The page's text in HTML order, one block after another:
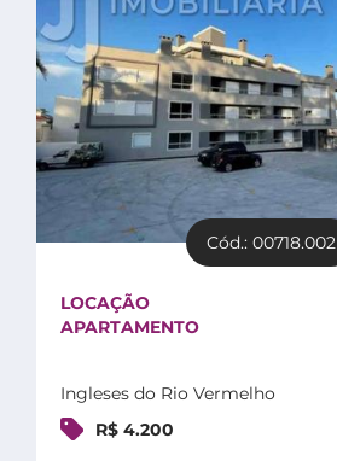
Cód.: 00718.002
LOCAÇÃO
APARTAMENTO
Ingleses do Rio Vermelho
R$ 4.200